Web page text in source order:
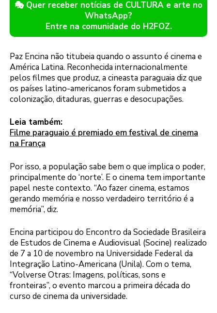
🎭 Quer receber notícias de CULTURA e arte no
WhatsApp?
Entre na comunidade do H2FOZ.
Paz Encina não titubeia quando o assunto é cinema e
América Latina. Reconhecida internacionalmente
pelos filmes que produz, a cineasta paraguaia diz que
os países latino-americanos foram submetidos a
colonização, ditaduras, guerras e desocupações.
Leia também:
Filme paraguaio é premiado em festival de cinema
na França
Por isso, a população sabe bem o que implica o poder,
principalmente do ‘norte’. E o cinema tem importante
papel neste contexto. “Ao fazer cinema, estamos
gerando memória e nosso verdadeiro território é a
memória”, diz.
Encina participou do Encontro da Sociedade Brasileira
de Estudos de Cinema e Audiovisual (Socine) realizado
de 7 a 10 de novembro na Universidade Federal da
Integração Latino-Americana (Unila). Com o tema,
“Volverse Otras: Imagens, políticas, sons e
fronteiras”, o evento marcou a primeira década do
curso de cinema da universidade.